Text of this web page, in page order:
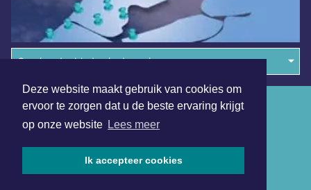
Deze website maakt gebruik van cookies om
ervoor te zorgen dat u de beste ervaring krijgt
op onze website Lees meer
Ik accepteer cookies
Overige dagbladen in de regio
Algemene voorwaarden
Disclaimer